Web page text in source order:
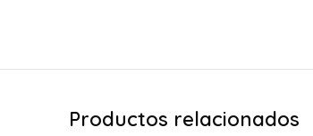
Productos relacionados